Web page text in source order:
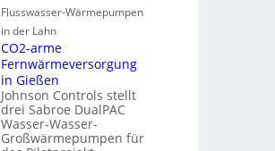
n
r
o
j
e
k
t
k
o
s
r
i
s
c
h
e
L
e
Flusswasser-Wärmepumpen
in der Lahn
CO2-arme
Fernwärmeversorgung
in Gießen
Johnson Controls stellt
drei Sabroe DualPAC
Wasser-Wasser-
Großwärmepumpen für